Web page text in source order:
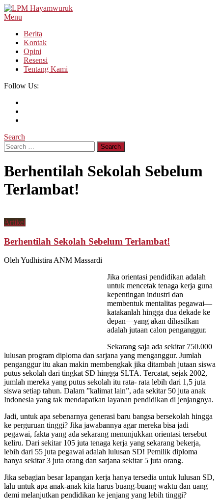
Skip
To
Menu
Berita
Kontak
Opini
Resensi
Tentang Kami
Follow Us:
Search
Search
for:
Berhentilah Sekolah Sebelum
Terlambat!
Artikel
Berhentilah Sekolah Sebelum Terlambat!
Oleh Yudhistira ANM Massardi
Jika orientasi pendidikan adalah
untuk mencetak tenaga kerja guna
kepentingan industri dan
membentuk mentalitas pegawai—
katakanlah hingga dua dekade ke
depan—yang akan dihasilkan
adalah jutaan calon penganggur.
Sekarang saja ada sekitar 750.000
lulusan program diploma dan sarjana yang menganggur. Jumlah
penganggur itu akan makin membengkak jika ditambah jutaan siswa
putus sekolah dari tingkat SD hingga SLTA. Tercatat, sejak 2002,
jumlah mereka yang putus sekolah itu rata- rata lebih dari 1,5 juta
siswa setiap tahun. Dalam ”kalimat lain”, ada sekitar 50 juta anak
Indonesia yang tak mendapatkan layanan pendidikan di jenjangnya.
Jadi, untuk apa sebenarnya generasi baru bangsa bersekolah hingga
ke perguruan tinggi? Jika jawabannya agar mereka bisa jadi
pegawai, fakta yang ada sekarang menunjukkan orientasi tersebut
keliru. Dari sekitar 105 juta tenaga kerja yang sekarang bekerja,
lebih dari 55 juta pegawai adalah lulusan SD! Pemilik diploma
hanya sekitar 3 juta orang dan sarjana sekitar 5 juta orang.
Jika sebagian besar lapangan kerja hanya tersedia untuk lulusan SD,
lalu untuk apa anak-anak kita harus buang-buang waktu dan uang
demi melanjutkan pendidikan ke jenjang yang lebih tinggi?